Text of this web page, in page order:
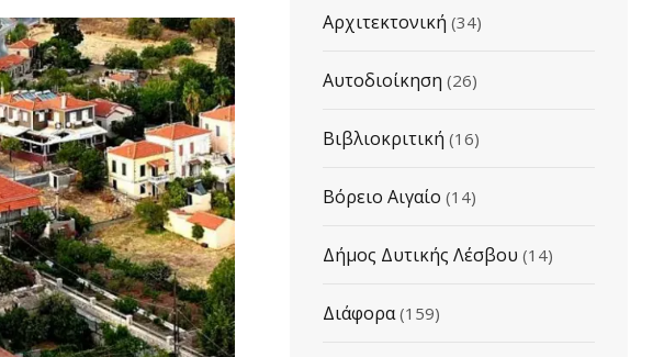
Αρχιτεκτονική (34)
Αυτοδιοίκηση (26)
Βιβλιοκριτική (16)
Βόρειο Αιγαίο (14)
Δήμος Δυτικής Λέσβου (14)
Διάφορα(159)